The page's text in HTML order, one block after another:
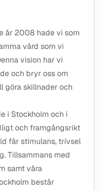
år 2008 hade vi som
vård som vi
vision har vi
och bryr oss om
göra skillnader och
i Stockholm och i
och framgångsrikt
får stimulans, trivsel
Tillsammans med
samt våra
består